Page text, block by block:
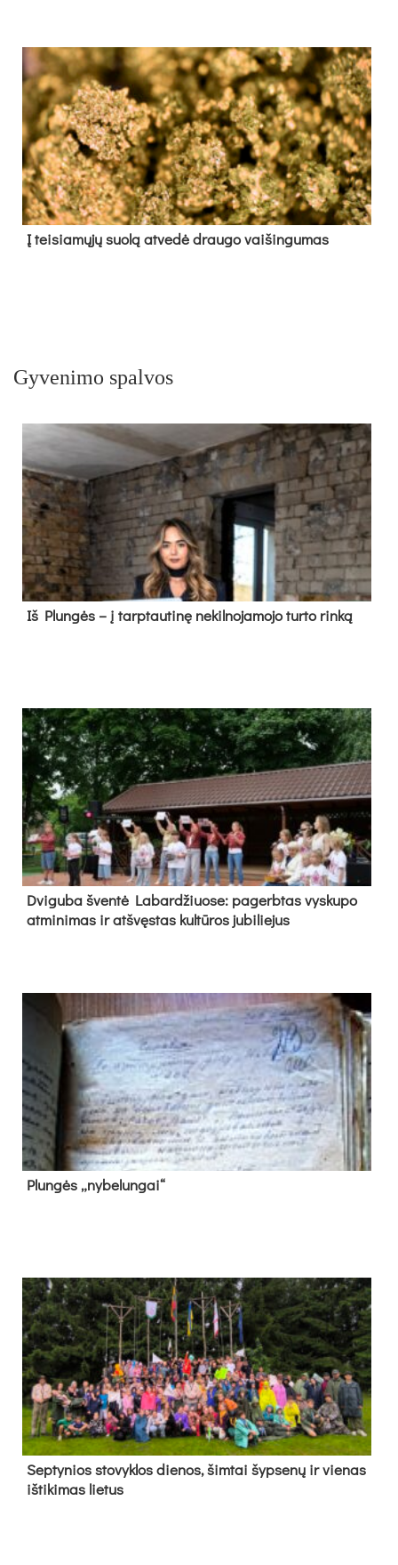
Į tei­sia­mų­jų suo­lą at­ve­dė drau­go vai­šin­gu­mas
Gyvenimo spalvos
Iš Plungės – į tarptautinę nekilnojamojo turto rinką
Dvi­gu­ba šven­tė La­bar­džiuo­se: pa­gerb­tas vys­ku­po
at­mi­ni­mas ir at­švęs­tas kul­tū­ros ju­bi­lie­jus
Plun­gės „ny­be­lun­gai“
Sep­ty­nios sto­vyk­los die­nos, šim­tai šyp­se­nų ir vie­nas
iš­ti­ki­mas lie­tus